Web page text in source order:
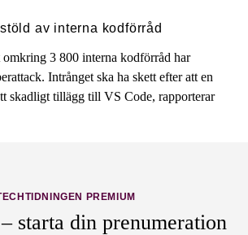
3 800 interna kodförråd har
Intrånget ska ha skett efter att en
skadligt tillägg till VS Code, rapporterar
PREMIUM
starta din prenumeration